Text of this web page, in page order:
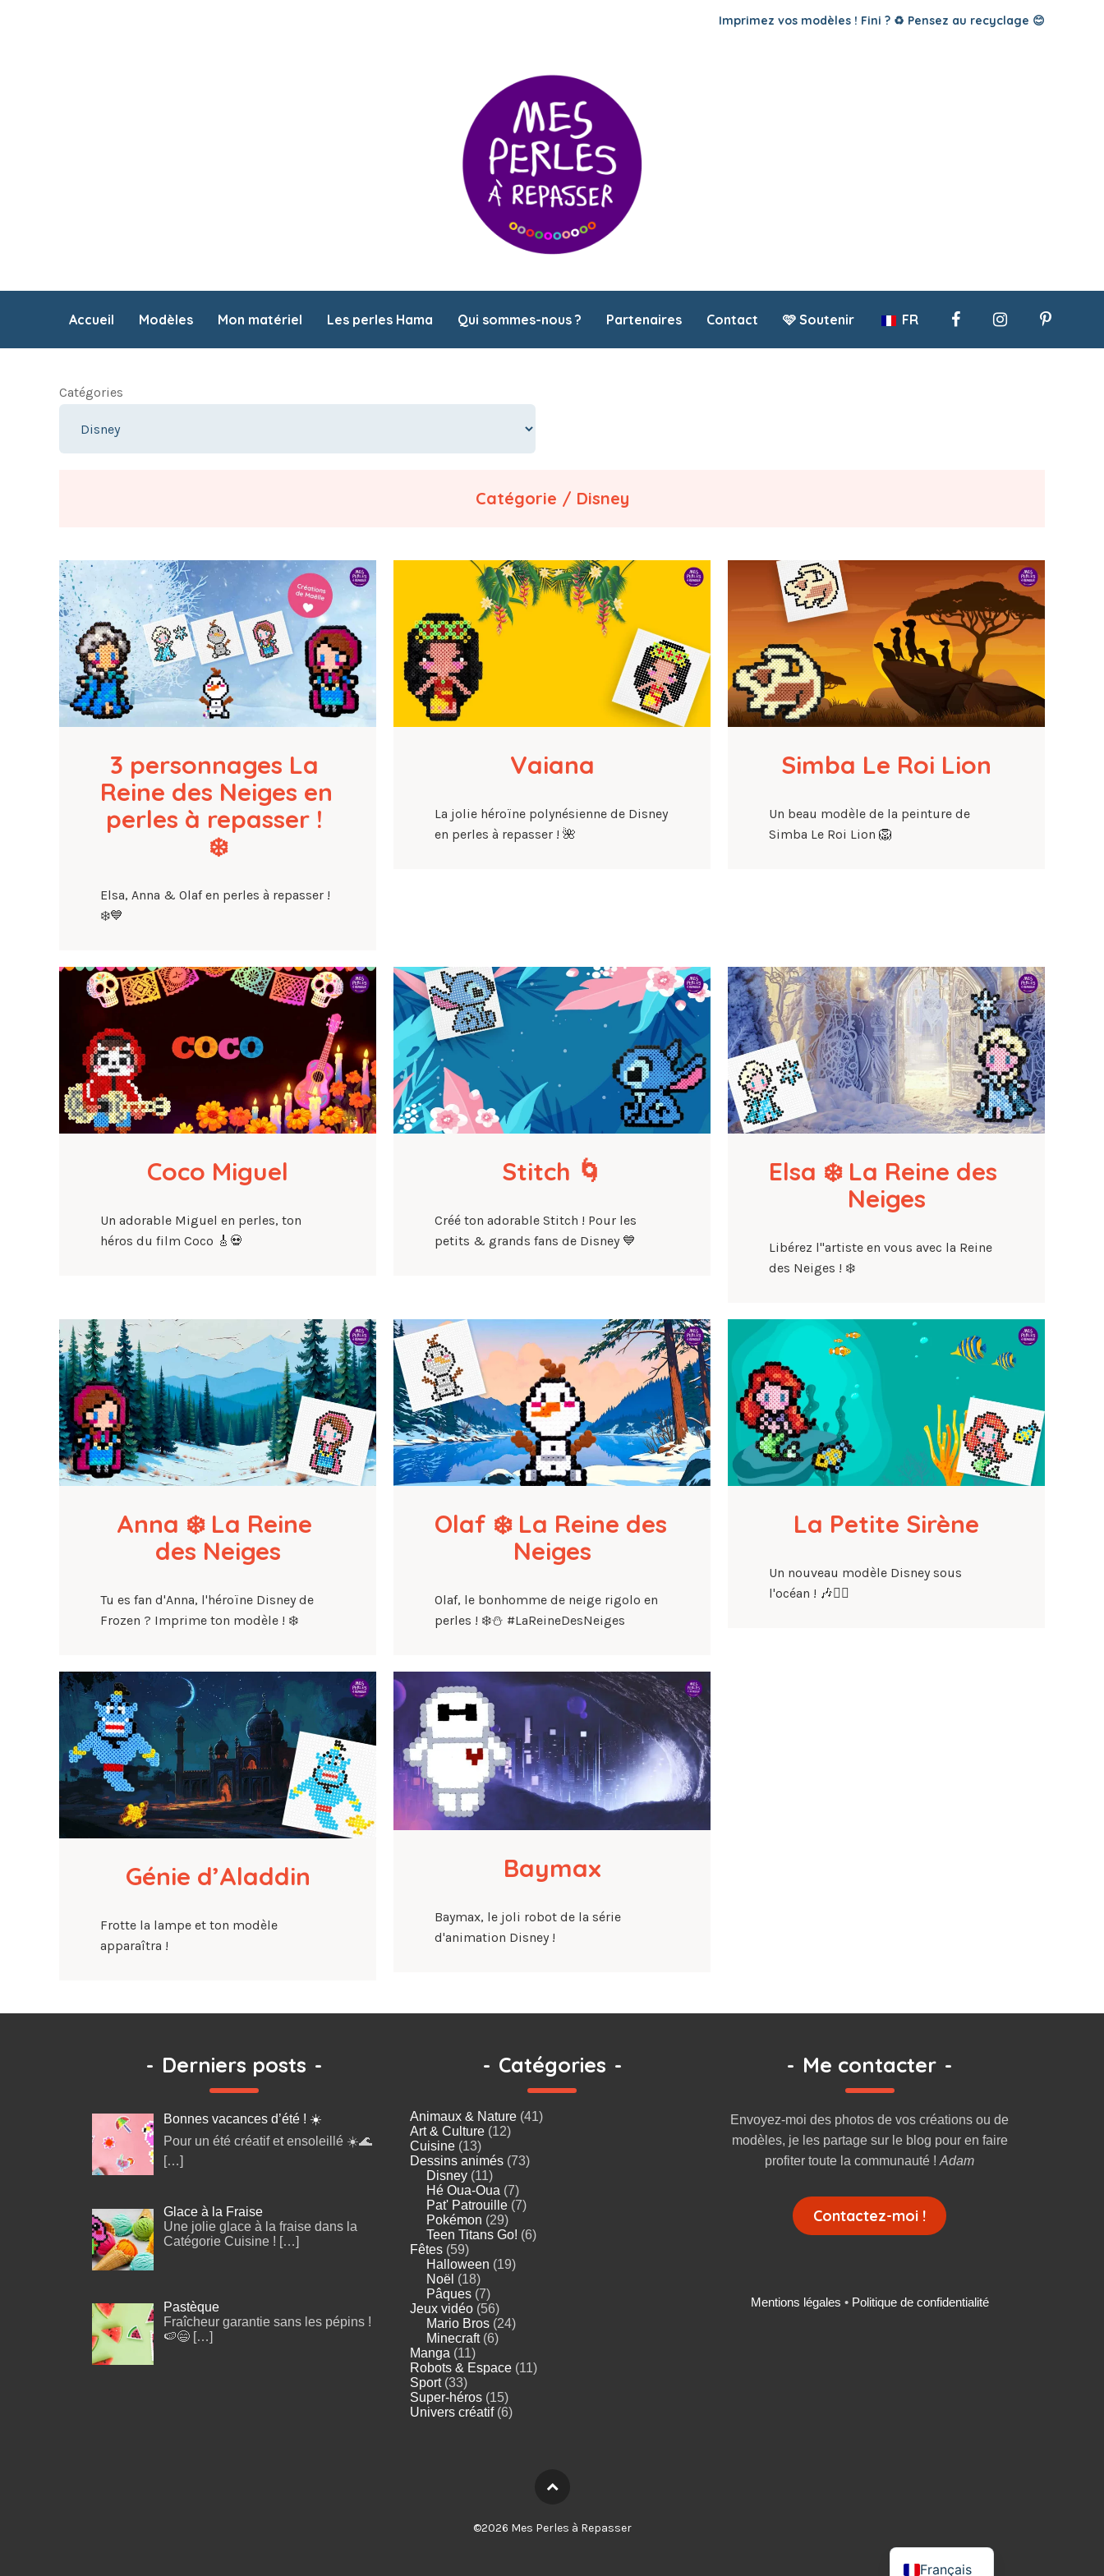
Imprimez vos modèles ! Fini ? ♻️ Pensez au recyclage 😊
Accueil Modèles Mon matériel Les perles Hama Qui sommes-nous ? Partenaires Contact 🩷 Soutenir FR
Catégories
Catégorie / Disney
3 personnages La
Reine des Neiges en
perles à repasser !
❄️
Elsa, Anna & Olaf en perles à repasser !
❄️💙
Vaiana
La jolie héroïne polynésienne de Disney
en perles à repasser ! 🌺
Simba Le Roi Lion
Un beau modèle de la peinture de
Simba Le Roi Lion 🦁
Coco Miguel
Un adorable Miguel en perles, ton
héros du film Coco 🎸💀
Stitch 🌀
Créé ton adorable Stitch ! Pour les
petits & grands fans de Disney 💙
Elsa ❄️ La Reine des
Neiges
Libérez l"artiste en vous avec la Reine
des Neiges ! ❄️
Anna ❄️ La Reine
des Neiges
Tu es fan d'Anna, l'héroïne Disney de
Frozen ? Imprime ton modèle ! ❄️
Olaf ❄️ La Reine des
Neiges
Olaf, le bonhomme de neige rigolo en
perles ! ❄️⛄ #LaReineDesNeiges
La Petite Sirène
Un nouveau modèle Disney sous
l'océan ! 🎶🧜‍♀️
Génie d’Aladdin
Frotte la lampe et ton modèle
apparaîtra !
Baymax
Baymax, le joli robot de la série
d'animation Disney !
- Derniers posts -
Bonnes vacances d’été ! ☀️
Pour un été créatif et ensoleillé ☀️🌊
[…]
Glace à la Fraise
Une jolie glace à la fraise dans la
Catégorie Cuisine ! […]
Pastèque
Fraîcheur garantie sans les pépins !
🍉😄 […]
- Catégories -
Animaux & Nature(41)
Art & Culture(12)
Cuisine(13)
Dessins animés(73)
Disney(11)
Hé Oua-Oua (7)
Pat' Patrouille(7)
Pokémon (29)
Teen Titans Go! (6)
Fêtes(59)
Halloween (19)
Noël (18)
Pâques(7)
Jeux vidéo(56)
Mario Bros(24)
Minecraft(6)
Manga (11)
Robots & Espace(11)
Sport(33)
Super-héros(15)
Univers créatif(6)
- Me contacter -
Envoyez-moi des photos de vos créations ou de
modèles, je les partage sur le blog pour en faire
profiter toute la communauté !Adam
Contactez-moi !
Mentions légales • Politique de confidentialité
©2026 Mes Perles à Repasser
Français